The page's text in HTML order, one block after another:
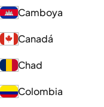
Camboya
Canadá
Chad
Colombia